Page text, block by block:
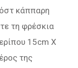
κάππαρη
τη φρέσκια
15cm X
της